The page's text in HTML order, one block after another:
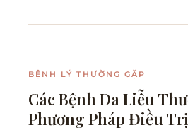
BỆNH LÝ THƯỜNG GẶP
Các Bệnh Da Liễu
Phương Pháp Điều Trị